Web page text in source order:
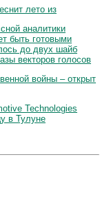
лето из
аналитики
быть готовыми
до двух шайб
векторов голосов
войны – открыт
Technologies
в Тулуне